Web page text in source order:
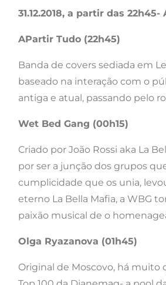
31.12.2018, a partir das
APartir Tudo (22h45)
Banda de covers sediada em
baseado na interação com o
antiga e atual, passando pelo
Wet Bed Gang (00h15)
Criado por João Rossi aka La
por ser a junção dos grupos
cumplicidade que os unia,
eterno La Bella Mafia, a WBG
paixão musical de o
Olga Ryazanova (01h45)
Original de Moscovo, há muito